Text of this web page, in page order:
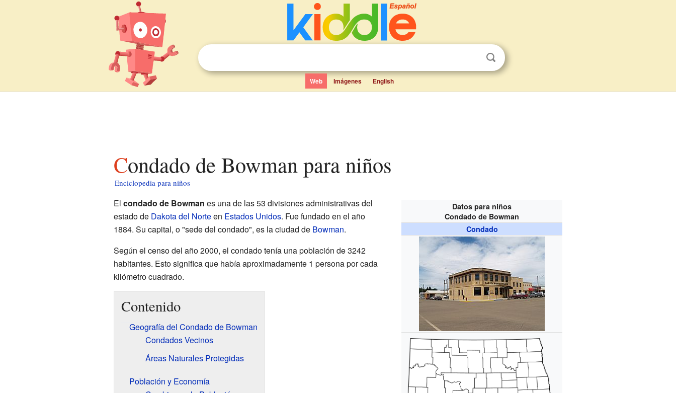
Web Imágenes English
Condado de Bowman para niños
Enciclopedia para niños
Datos para niños
Condado de Bowman
Condado
El condado de Bowman es una de las 53 divisiones administrativas del
estado de Dakota del Norteen Estados Unidos. Fue fundado en el año
1884. Su capital, o "sede del condado", es la ciudad de Bowman.
Según el censo del año 2000, el condado tenía una población de 3242
habitantes. Esto significa que había aproximadamente 1 persona por cada
kilómetro cuadrado.
Contenido
Geografía del Condado de Bowman
Condados Vecinos
Áreas Naturales Protegidas
Población y Economía